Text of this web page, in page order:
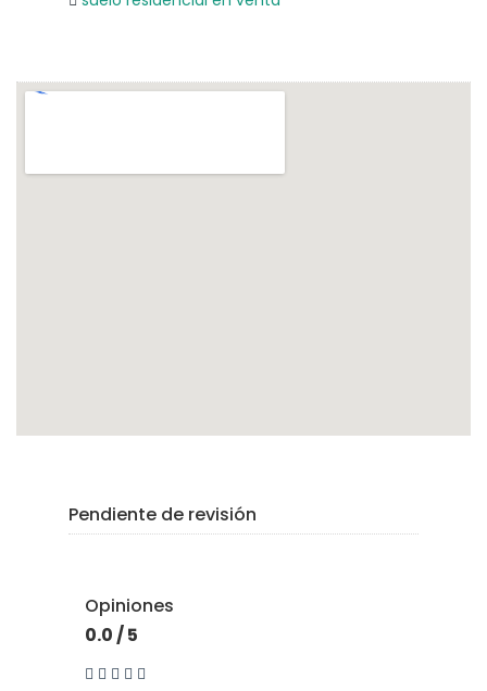
Pendiente de revisión
Opiniones
0.0 / 5